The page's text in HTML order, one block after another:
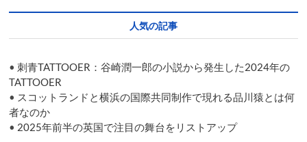
ョ
ン
人気の記事
•刺青TATTOOER：谷崎潤一郎の小説から発生した2024年の
TATTOOER
• スコットランドと横浜の国際共同制作で現れる品川猿とは何
者なのか
• 2025年前半の英国で注目の舞台をリストアップ